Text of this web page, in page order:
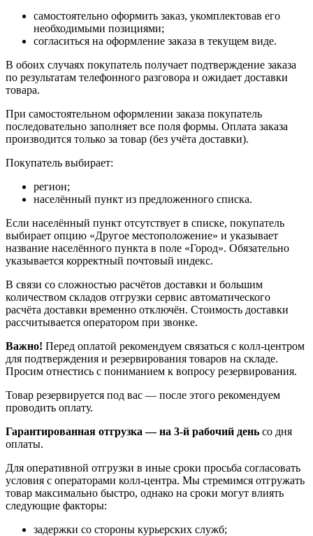
самостоятельно оформить заказ, укомплектовав его
необходимыми позициями;
согласиться на оформление заказа в текущем виде.
В обоих случаях покупатель получает подтверждение заказа
по результатам телефонного разговора и ожидает доставки
товара.
При самостоятельном оформлении заказа покупатель
последовательно заполняет все поля формы. Оплата заказа
производится только за товар (без учёта доставки).
Покупатель выбирает:
регион;
населённый пункт из предложенного списка.
Если населённый пункт отсутствует в списке, покупатель
выбирает опцию «Другое местоположение» и указывает
название населённого пункта в поле «Город». Обязательно
указывается корректный почтовый индекс.
В связи со сложностью расчётов доставки и большим
количеством складов отгрузки сервис автоматического
расчёта доставки временно отключён. Стоимость доставки
рассчитывается оператором при звонке.
Важно! Перед оплатой рекомендуем связаться с колл‑центром
для подтверждения и резервирования товаров на складе.
Просим отнестись с пониманием к вопросу резервирования.
Товар резервируется под вас — после этого рекомендуем
проводить оплату.
Гарантированная отгрузка — на 3‑й рабочий день со дня
оплаты.
Для оперативной отгрузки в иные сроки просьба согласовать
условия с операторами колл‑центра. Мы стремимся отгружать
товар максимально быстро, однако на сроки могут влиять
следующие факторы:
задержки со стороны курьерских служб;